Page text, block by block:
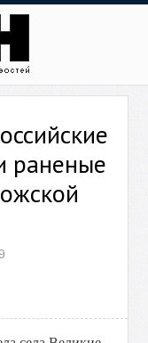
раненые